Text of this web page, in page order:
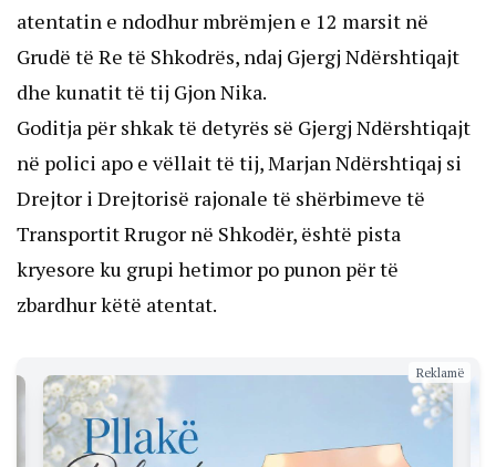
atentatin e ndodhur mbrëmjen e 12 marsit në
Grudë të Re të Shkodrës, ndaj Gjergj Ndërshtiqajt
dhe kunatit të tij Gjon Nika.
Goditja për shkak të detyrës së Gjergj Ndërshtiqajt
në polici apo e vëllait të tij, Marjan Ndërshtiqaj si
Drejtor i Drejtorisë rajonale të shërbimeve të
Transportit Rrugor në Shkodër, është pista
kryesore ku grupi hetimor po punon për të
zbardhur këtë atentat.
Reklamë